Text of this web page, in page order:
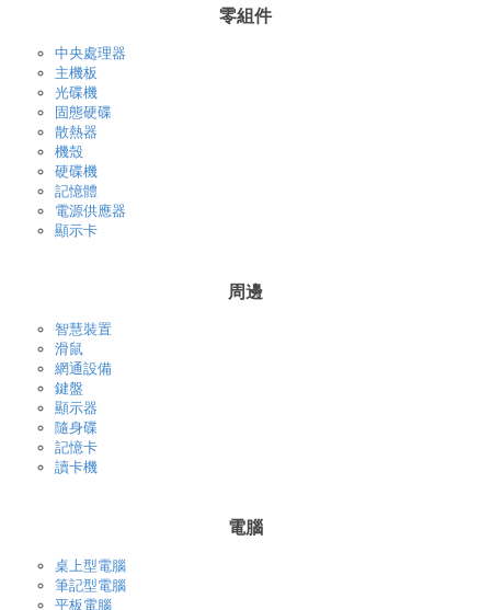
零組件
中央處理器
主機板
光碟機
固態硬碟
散熱器
機殼
硬碟機
記憶體
電源供應器
顯示卡
周邊
智慧裝置
滑鼠
網通設備
鍵盤
顯示器
隨身碟
記憶卡
讀卡機
電腦
桌上型電腦
筆記型電腦
平板電腦